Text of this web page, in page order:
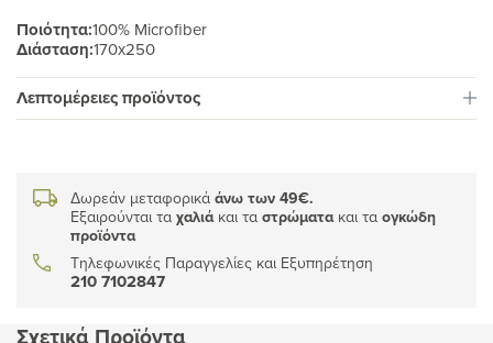
Ποιότητα:100% Microfiber
Διάσταση:170x250
Λεπτομέρειες προϊόντος
Δωρεάν μεταφορικά άνω των 49€.
Εξαιρούνται τα χαλιάκαι τα στρώματακαι τα ογκώδη
προϊόντα
Τηλεφωνικές Παραγγελίες και Εξυπηρέτηση
210 7102847
Σχετικά Προϊόντα